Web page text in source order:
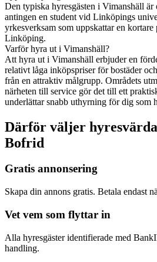
Den typiska hyresgästen i Vimanshäll är
antingen en student vid Linköpings
yrkesverksam som uppskattar en
Linköping.
Varför hyra ut i Vimanshäll?
Att hyra ut i Vimanshäll erbjuder en
relativt låga inköpspriser för bostäder
från en attraktiv målgrupp. Områdets
närheten till service gör det till ett
underlättar snabb uthyrning för dig som
Därför väljer
Bofrid
Gratis annonsering
Skapa din annons gratis. Betala endast
Vet vem som flyttar in
Alla hyresgäster identifierade med
handling.